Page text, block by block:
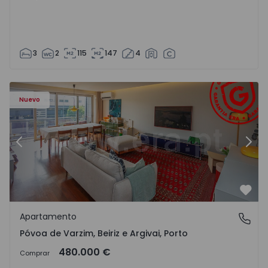
3 2 115 147 4
Nuevo
e Argivai - 1574602 - 20
Apartamento T3 Póvoa de Varzim, Póvoa de Varzim,
Anterior
Póvoa de Varzim, Beiriz e Argivai, Porto
Apartamento
Póvoa de Varzim, Beiriz e Argivai, Porto
Comprar 480.000 €